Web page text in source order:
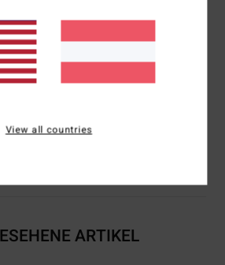
zum Knoten hinten
ARTIKEL
View all countries